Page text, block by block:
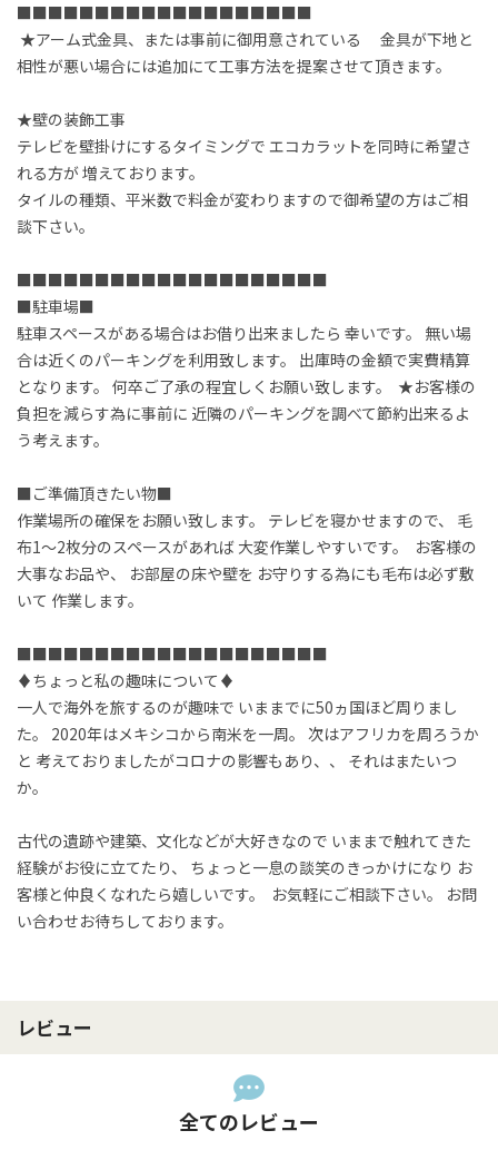
■■■■■■■■■■■■■■■■■■■
相性が悪い場合には追加にて工事方法を提案させて頂きます。
★壁の装飾工事
テレビを壁掛けにするタイミングで エコカラットを同時に希望さ
れる方が 増えております。
タイルの種類、平米数で料金が変わりますので御希望の方はご相
談下さい。
■■■■■■■■■■■■■■■■■■■■
■駐車場■
駐車スペースがある場合はお借り出来ましたら 幸いです。 無い場
合は近くのパーキングを利用致します。 出庫時の金額で実費精算
となります。 何卒ご了承の程宜しくお願い致します。  ★お客様の
負担を減らす為に事前に 近隣のパーキングを調べて節約出来るよ
う考えます。
■ご準備頂きたい物■
作業場所の確保をお願い致します。 テレビを寝かせますので、 毛
布1〜2枚分のスペースがあれば 大変作業しやすいです。  お客様の
大事なお品や、 お部屋の床や壁を お守りする為にも毛布は必ず敷
いて 作業します。
■■■■■■■■■■■■■■■■■■■■
♦︎ちょっと私の趣味について♦︎
一人で海外を旅するのが趣味で いままでに50ヵ国ほど周りまし
た。 2020年はメキシコから南米を一周。 次はアフリカを周ろうか
と 考えておりましたがコロナの影響もあり、、 それはまたいつ
か。
古代の遺跡や建築、文化などが大好きなので いままで触れてきた
経験がお役に立てたり、 ちょっと一息の談笑のきっかけになり お
客様と仲良くなれたら嬉しいです。  お気軽にご相談下さい。 お問
い合わせお待ちしております。
レビュー
全てのレビュー